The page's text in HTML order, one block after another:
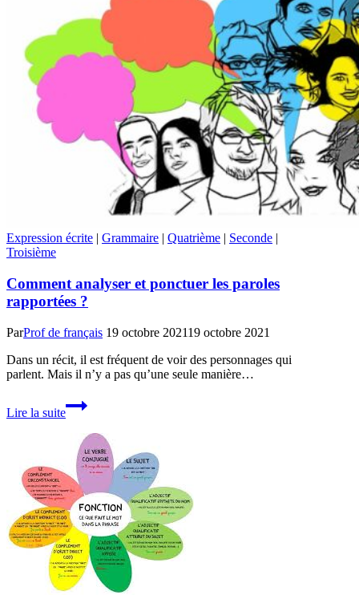
Expression écrite | Grammaire | Quatrième | Seconde |
Troisième
Comment analyser et ponctuer les paroles
rapportées ?
ParProf de français 19 octobre 202119 octobre 2021
Dans un récit, il est fréquent de voir des personnages qui
parlent. Mais il n’y a pas qu’une seule manière…
Lire la suite
Comment
analyser
ponctuer
les
paroles
rapportées
?